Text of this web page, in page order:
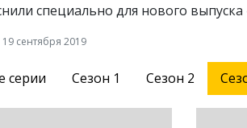
специально для нового выпуска
19 сентября 2019
серии Сезон 1 Сезон 2